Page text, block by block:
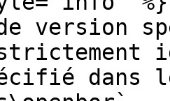
de version
dans